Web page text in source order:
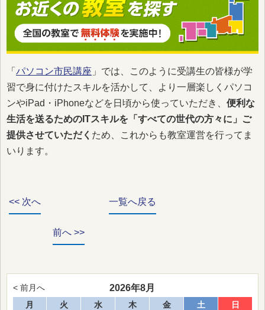
「 パソコン市民講座 」では、このように受講生の皆様が学
習で身に付けたスキルを活かして、より一層楽しくパソコ
ンやiPad・iPhoneなどを日頃から使っていただき、 便利な
生活を送るためのITスキルを「すべての世代の方々に」ご
提供させていただく ため、これからも教室運営を行ってま
いります。
<< 次へ 一覧へ戻る
前へ >>
< 前月へ 2026年8月
月 火 水 木 金 土 日